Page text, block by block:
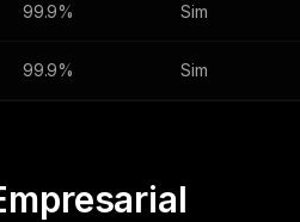
99.9% Sim
99.9% Sim